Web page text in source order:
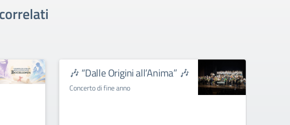
🎶 “Dalle Origini all’Anima” 🎶
Concerto di fine anno